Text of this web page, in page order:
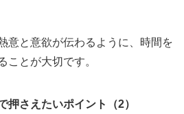
意と意欲が伝わるように、時間を
ことが大切です。
押さえたいポイント（2）